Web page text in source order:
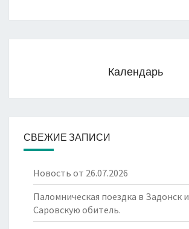
Календарь
СВЕЖИЕ ЗАПИСИ
Новость от 26.07.2026
Паломническая поездка в Задонск и
Саровскую обитель.